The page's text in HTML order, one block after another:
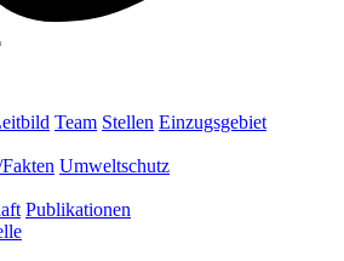
Team Stellen Einzugsgebiet
Umweltschutz
Publikationen